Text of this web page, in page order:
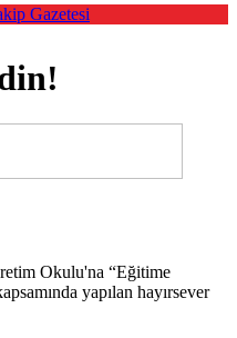
Okulu'na “Eğitime
yapılan hayırsever